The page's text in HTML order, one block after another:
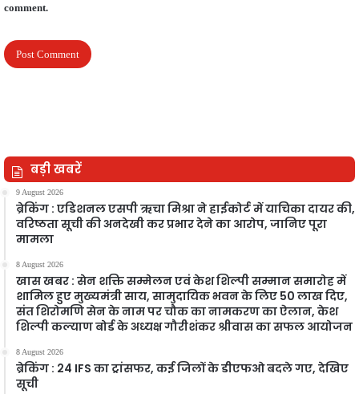
comment.
बड़ी खबरें
9 August 2026
ब्रेकिंग : एडिशनल एसपी ऋचा मिश्रा ने हाईकोर्ट में याचिका दायर की,
वरिष्ठता सूची की अनदेखी कर प्रभार देने का आरोप, जानिए पूरा
मामला
8 August 2026
खास खबर : सेन शक्ति सम्मेलन एवं केश शिल्पी सम्मान समारोह में
शामिल हुए मुख्यमंत्री साय, सामुदायिक भवन के लिए 50 लाख दिए,
संत शिरोमणि सेन के नाम पर चौक का नामकरण का ऐलान, केश
शिल्पी कल्याण बोर्ड के अध्यक्ष गौरीशंकर श्रीवास का सफल आयोजन
8 August 2026
ब्रेकिंग : 24 IFS का ट्रांसफर, कई जिलों के डीएफओ बदले गए, देखिए
सूची